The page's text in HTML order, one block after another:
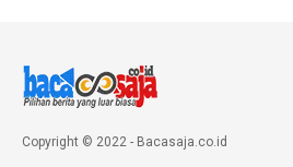
Copyright © 2022 - Bacasaja.co.id